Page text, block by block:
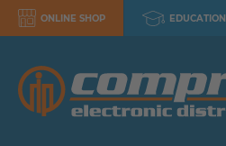
ONLINE SHOP EDUCATION